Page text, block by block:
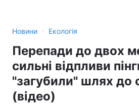
Новини › Екологія
Перепади до двох
сильні відпливи
"загубили" шлях до
(відео)